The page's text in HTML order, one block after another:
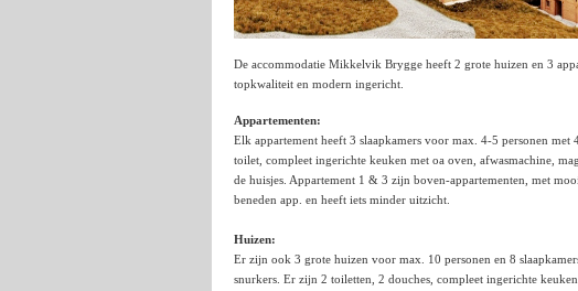
De accommodatie Mikkelvik Brygge heeft 2 grote huizen en 3
topkwaliteit en modern ingericht.
Appartementen:
Elk appartement heeft 3 slaapkamers voor max. 4-5 personen met
toilet, compleet ingerichte keuken met oa oven, afwasmachine,
de huisjes. Appartement 1 & 3 zijn boven-appartementen, met
beneden app. en heeft iets minder uitzicht.
Huizen:
Er zijn ook 3 grote huizen voor max. 10 personen en 8
snurkers. Er zijn 2 toiletten, 2 douches, compleet ingerichte